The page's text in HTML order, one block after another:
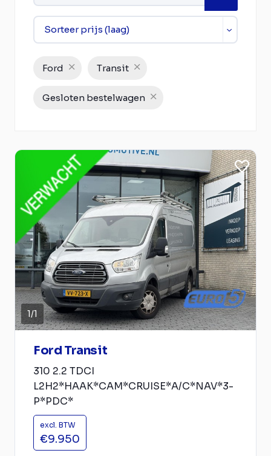
Ford Transit
Gesloten bestelwagen
1/1
Ford Transit
310 2.2 TDCI
L2H2*HAAK*CAM*CRUISE*A/C*NAV*3-
P*PDC*
excl. BTW
€9.950